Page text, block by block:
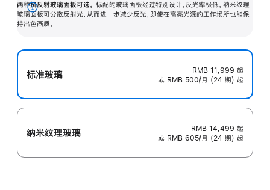
两种抗反射玻璃面板可选。 标配的玻璃面板经过特别设计，反光率极低。纳米纹理
玻璃面板可分散反射光，从而进一步减少反光，即使在高亮光源的工作场所也能保
持出色画质。
展
开
标准玻璃 RMB 11,999 起
或 RMB 500/月 (24 期) 起
纳米纹理玻璃 RMB 14,499 起
或 RMB 605/月 (24 期) 起